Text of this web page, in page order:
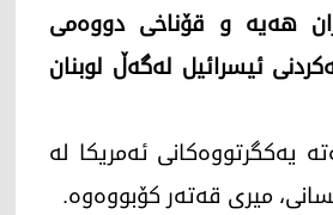
هەیە و قۆناخی دووەمی
ئیسرائیل لەگەڵ لوبنان
سەرۆکی ویلایەتە یەکگرتووەکانی ئەمریکا لە